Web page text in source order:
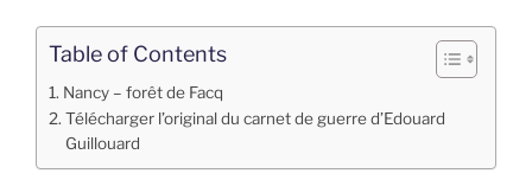
Table of Contents
Nancy – forêt de Facq
Télécharger l’original du carnet de guerre d’Edouard
Guillouard